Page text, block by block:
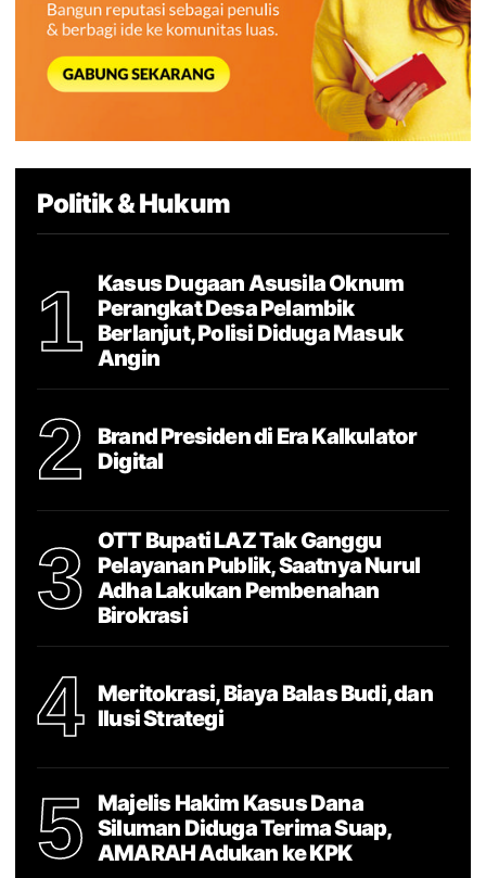
Politik & Hukum
1
Kasus Dugaan Asusila Oknum
Perangkat Desa Pelambik
Berlanjut, Polisi Diduga Masuk
Angin
2
Brand Presiden di Era Kalkulator
Digital
3
OTT Bupati LAZ Tak Ganggu
Pelayanan Publik, Saatnya Nurul
Adha Lakukan Pembenahan
Birokrasi
4
Meritokrasi, Biaya Balas Budi, dan
Ilusi Strategi
5
Majelis Hakim Kasus Dana
Siluman Diduga Terima Suap,
AMARAH Adukan ke KPK